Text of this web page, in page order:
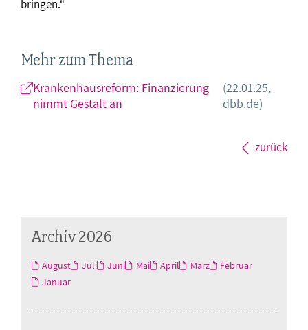
bringen.“
Mehr zum Thema
Krankenhausreform: Finanzierung
nimmt Gestalt an
(22.01.25,
dbb.de)
zurück
Archiv 2026
August Juli Juni Mai April März
Februar
Januar